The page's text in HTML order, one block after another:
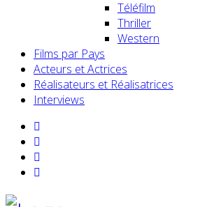
Téléfilm
Thriller
Western
Films par Pays
Acteurs et Actrices
Réalisateurs et Réalisatrices
Interviews